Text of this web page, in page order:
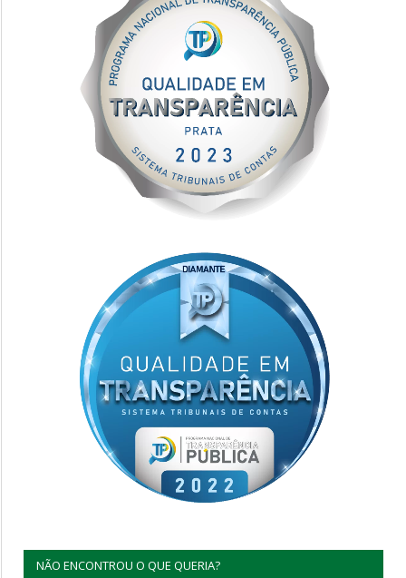
NÃO ENCONTROU O QUE QUERIA?